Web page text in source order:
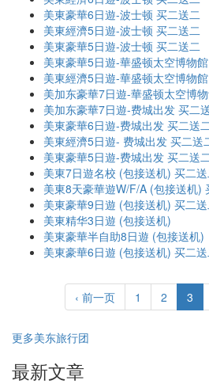
美東豪華6日遊-波士顿 买二送二
美東經濟5日遊-波士顿 买二送二
美東豪華5日遊-波士顿 买二送二
美東豪華5日遊-華盛顿太空博物
美東經濟5日遊-華盛顿太空博物
美加东豪華7日遊-華盛顿太空博
美加东豪華7日遊-费城出发 买二
美東豪華6日遊-费城出发 买二送
美東經濟5日遊- 费城出发 买二送
美東豪華5日遊-费城出发 买二送
美東7日遊名校 (包接送机) 买二
美東8天豪華遊W/F/A (包接送机)
美東豪華9日遊 (包接送机) 买二
美東精华3日遊 (包接送机)
美東豪華半自助8日遊 (包接送机)
美東豪華6日遊 (包接送机) 买二
‹ 前一页 1 2 3
更多美东旅行团
最新文章